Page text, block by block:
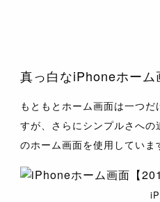
真っ白なiPhoneホーム
もともとホーム画面は一つ
すが、さらにシンプルさへ
のホーム画面を使用していま